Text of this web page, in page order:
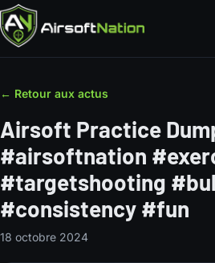
← Retour aux actus
Airsoft Practice
#airsoftnation
#targetshooting
#consistency #fun
18 octobre 2024